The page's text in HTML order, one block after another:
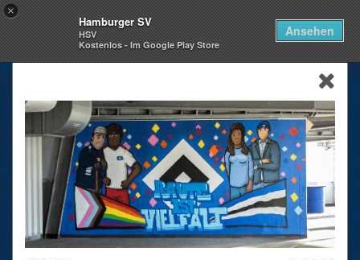
×
Hamburger SV
HSV
Kostenlos - Im Google Play Store
Ansehen
skip_navigation